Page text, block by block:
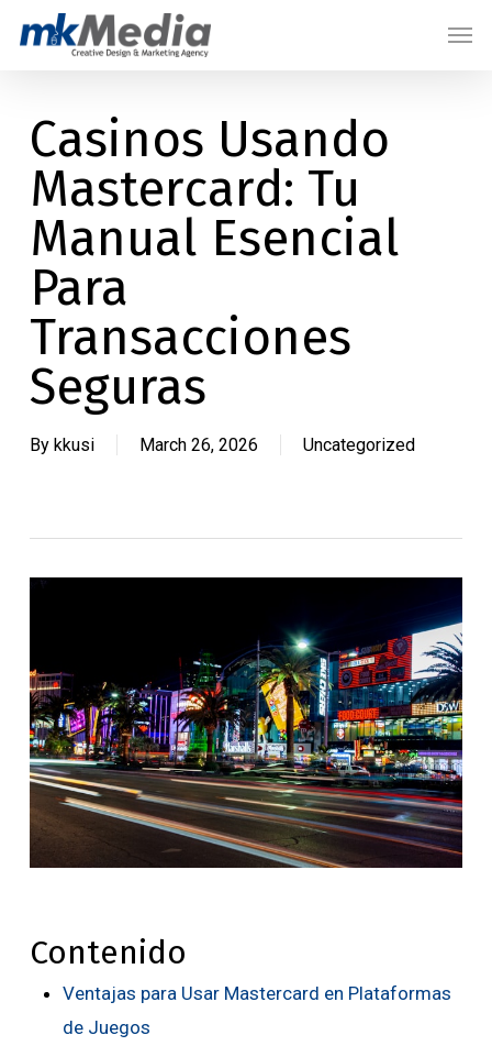
contentCasinos Usando
Mastercard: Tu
Manual Esencial
Para
Transacciones
Seguras
By kkusi March 26, 2026 Uncategorized
Contenido
Ventajas para Usar Mastercard en Plataformas
de Juegos